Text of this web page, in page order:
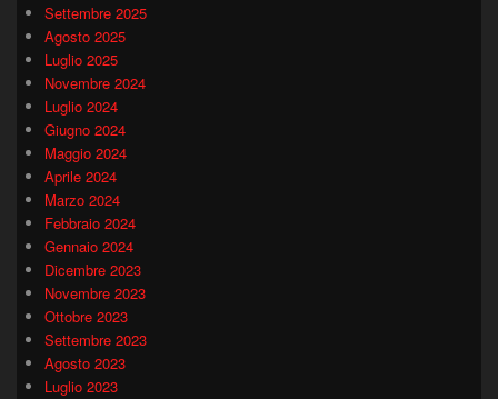
Settembre 2025
Agosto 2025
Luglio 2025
Novembre 2024
Luglio 2024
Giugno 2024
Maggio 2024
Aprile 2024
Marzo 2024
Febbraio 2024
Gennaio 2024
Dicembre 2023
Novembre 2023
Ottobre 2023
Settembre 2023
Agosto 2023
Luglio 2023